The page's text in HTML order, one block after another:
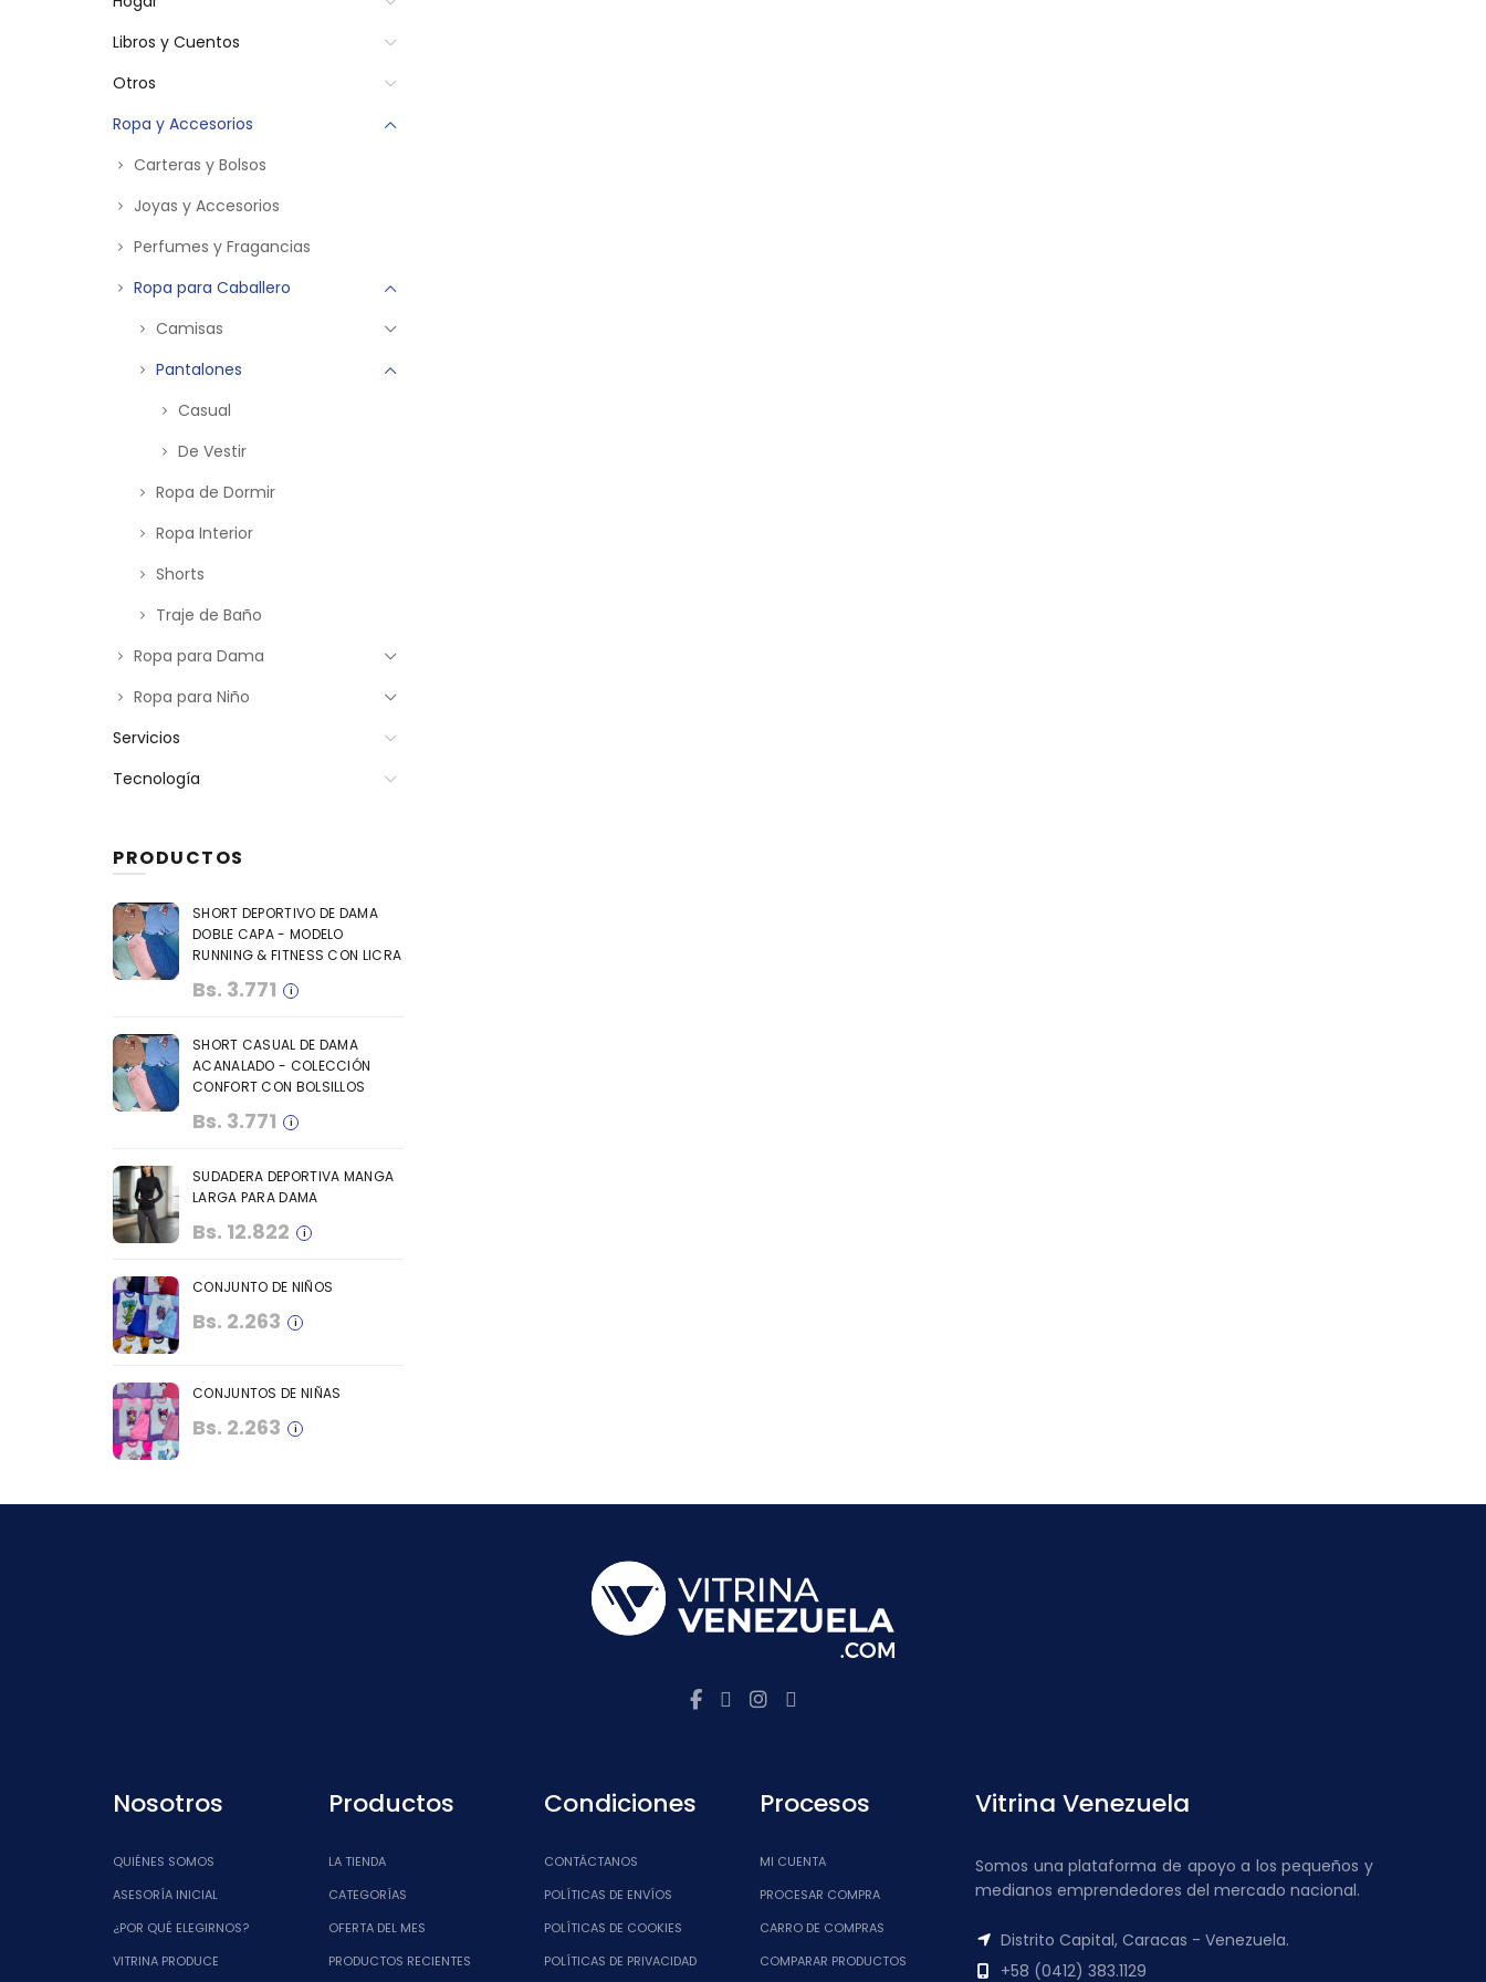
Libros y Cuentos
Otros
Ropa y Accesorios
Carteras y Bolsos
Joyas y Accesorios
Perfumes y Fragancias
Ropa para Caballero
Camisas
Pantalones
Casual
De Vestir
Ropa de Dormir
Ropa Interior
Shorts
Traje de Baño
Ropa para Dama
Ropa para Niño
Servicios
Tecnología
PRODUCTOS
SHORT DEPORTIVO DE DAMA
DOBLE CAPA - MODELO
RUNNING & FITNESS CON LICRA
Bs. 3.771
SHORT CASUAL DE DAMA
ACANALADO - COLECCIÓN
CONFORT CON BOLSILLOS
Bs. 3.771
SUDADERA DEPORTIVA MANGA
LARGA PARA DAMA
Bs. 12.822
CONJUNTO DE NIÑOS
Bs. 2.263
CONJUNTOS DE NIÑAS
Bs. 2.263
Nosotros
QUIÉNES SOMOS
ASESORÍA INICIAL
¿POR QUÉ ELEGIRNOS?
VITRINA PRODUCE
Productos
LA TIENDA
CATEGORÍAS
OFERTA DEL MES
PRODUCTOS RECIENTES
Condiciones
CONTÁCTANOS
POLÍTICAS DE ENVÍOS
POLÍTICAS DE COOKIES
POLÍTICAS DE PRIVACIDAD
Procesos
MI CUENTA
PROCESAR COMPRA
CARRO DE COMPRAS
COMPARAR PRODUCTOS
Vitrina Venezuela
Somos una plataforma de apoyo a los pequeños y
medianos emprendedores del mercado nacional.
Distrito Capital, Caracas - Venezuela.
+58 (0412) 383.1129